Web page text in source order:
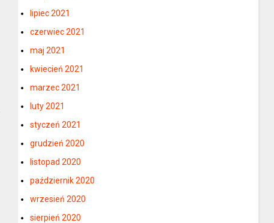
lipiec 2021
czerwiec 2021
maj 2021
kwiecień 2021
marzec 2021
luty 2021
styczeń 2021
grudzień 2020
listopad 2020
październik 2020
wrzesień 2020
sierpień 2020